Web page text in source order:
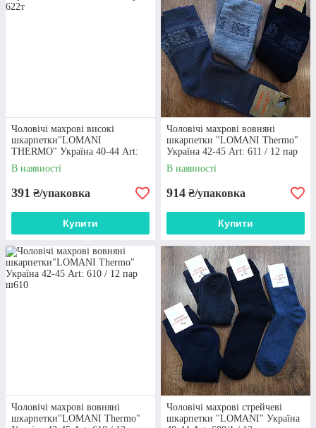
Чоловічі махрові високі
шкарпетки"LOMANI
THERMO" Україна 40-44 Art:
622 / 12 пар
В наявності
391 ₴/упаковка
Купити
Чоловічі махрові вовняні
шкарпетки "LOMANI Thermo"
Україна 42-45 Art: 611 / 12 пар
В наявності
914 ₴/упаковка
Купити
Чоловічі махрові вовняні
шкарпетки"LOMANI Thermo"
Чоловічі махрові стрейчеві
шкарпетки "LOMANI" Україна